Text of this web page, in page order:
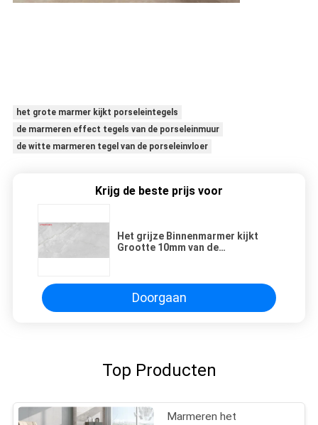
het grote marmer kijkt porseleintegels
de marmeren effect tegels van de porseleinmuur
de witte marmeren tegel van de porseleinvloer
Krijg de beste prijs voor
Het grijze Binnenmarmer kijkt
Grootte 10mm van de
Doorgaan
Top Producten
Marmeren het